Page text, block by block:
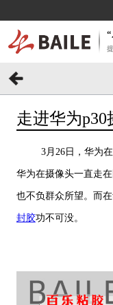
走进华为
3月26日，华为
华为在摄像头一直走
也不负群众所望。而
封胶功不可没。